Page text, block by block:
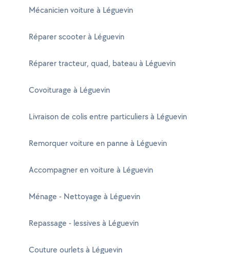
Mécanicien voiture à Léguevin
Réparer scooter à Léguevin
Réparer tracteur, quad, bateau à Léguevin
Covoiturage à Léguevin
Livraison de colis entre particuliers à Léguevin
Remorquer voiture en panne à Léguevin
Accompagner en voiture à Léguevin
Ménage - Nettoyage à Léguevin
Repassage - lessives à Léguevin
Couture ourlets à Léguevin